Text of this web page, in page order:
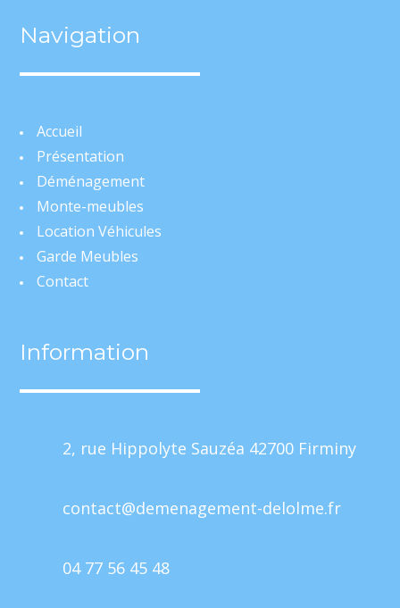
Navigation
Accueil
Présentation
Déménagement
Monte-meubles
Location Véhicules
Garde Meubles
Contact
Information
2, rue Hippolyte Sauzéa 42700 Firminy
contact@demenagement-delolme.fr
04 77 56 45 48